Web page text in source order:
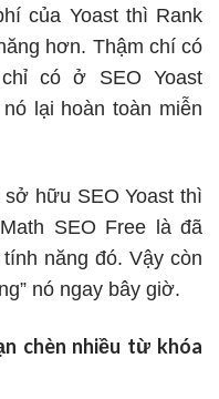
của Yoast thì Rank
hơn. Thậm chí có
có ở SEO Yoast
lại hoàn toàn miễn
hữu SEO Yoast thì
SEO Free là đã
năng đó. Vậy còn
nó ngay bây giờ.
chèn nhiều từ khóa